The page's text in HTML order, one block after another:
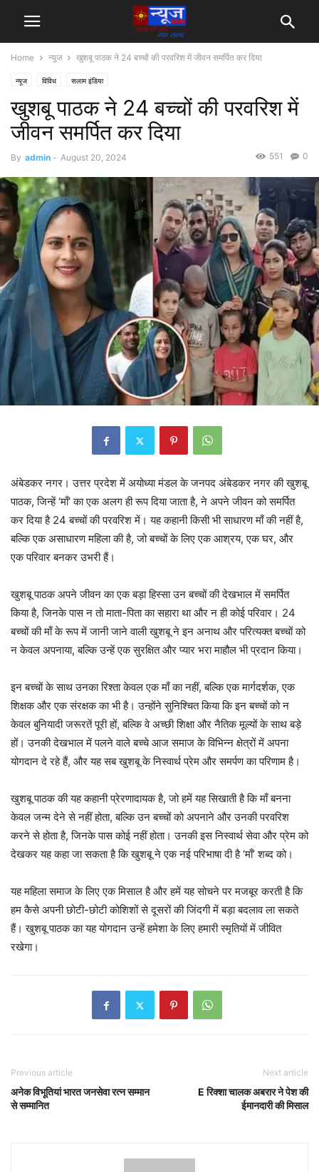
Home न्यूज खुशबू पाठक ने 24 बच्चों की परवरिश में जीवन समर्पित कर दिया
न्यूज विविध सलाम इंडिया
खुशबू पाठक ने 24 बच्चों की परवरिश में
जीवन समर्पित कर दिया
By admin - August 20, 2024 0
551
अंबेडकर नगर। उत्तर प्रदेश में अयोध्या मंडल के जनपद अंबेडकर नगर की खुशबू
पाठक, जिन्हें ‘माँ’ का एक अलग ही रूप दिया जाता है, ने अपने जीवन को समर्पित
कर दिया है 24 बच्चों की परवरिश में। यह कहानी किसी भी साधारण माँ की नहीं है,
बल्कि एक असाधारण महिला की है, जो बच्चों के लिए एक आश्रय, एक घर, और
एक परिवार बनकर उभरी हैं।
खुशबू पाठक अपने जीवन का एक बड़ा हिस्सा उन बच्चों की देखभाल में समर्पित
किया है, जिनके पास न तो माता-पिता का सहारा था और न ही कोई परिवार। 24
बच्चों की माँ के रूप में जानी जाने वाली खुशबू ने इन अनाथ और परित्यक्त बच्चों को
न केवल अपनाया, बल्कि उन्हें एक सुरक्षित और प्यार भरा माहौल भी प्रदान किया।
इन बच्चों के साथ उनका रिश्ता केवल एक माँ का नहीं, बल्कि एक मार्गदर्शक, एक
शिक्षक और एक संरक्षक का भी है। उन्होंने सुनिश्चित किया कि इन बच्चों को न
केवल बुनियादी जरूरतें पूरी हों, बल्कि वे अच्छी शिक्षा और नैतिक मूल्यों के साथ बड़े
हों। उनकी देखभाल में पलने वाले बच्चे आज समाज के विभिन्न क्षेत्रों में अपना
योगदान दे रहे हैं, और यह सब खुशबू के निस्वार्थ प्रेम और समर्पण का परिणाम है।
खुशबू पाठक की यह कहानी प्रेरणादायक है, जो हमें यह सिखाती है कि माँ बनना
केवल जन्म देने से नहीं होता, बल्कि उन बच्चों को अपनाने और उनकी परवरिश
करने से होता है, जिनके पास कोई नहीं होता। उनकी इस निस्वार्थ सेवा और प्रेम को
देखकर यह कहा जा सकता है कि खुशबू ने एक नई परिभाषा दी है ‘माँ’ शब्द को।
यह महिला समाज के लिए एक मिसाल है और हमें यह सोचने पर मजबूर करती है कि
हम कैसे अपनी छोटी-छोटी कोशिशों से दूसरों की जिंदगी में बड़ा बदलाव ला सकते
हैं। खुशबू पाठक का यह योगदान उन्हें हमेशा के लिए हमारी स्मृतियों में जीवित
रखेगा।
Previous article
अनेक विभूतियां भारत जनसेवा रत्न सम्मान
से सम्मानित
Next article
E रिक्शा चालक अबरार ने पेश की
ईमानदारी की मिसाल